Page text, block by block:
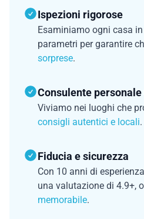
Ispezioni rigorose
Esaminiamo ogni casa
parametri per garantire
sorprese.
Consulente personale
Viviamo nei luoghi che
consigli autentici e locali.
Fiducia e sicurezza
Con 10 anni di
una valutazione di 4.9+,
memorabile.